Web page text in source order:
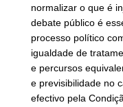
normalizar o que é
debate público é
processo político
igualdade de
e percursos
e previsibilidade no
efectivo pela